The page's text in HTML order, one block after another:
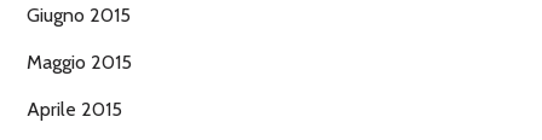
Giugno 2015
Maggio 2015
Aprile 2015